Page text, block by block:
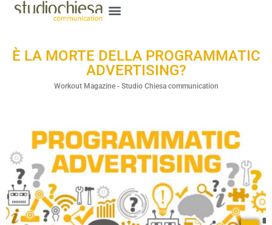
È LA MORTE DELLA PROGRAMMATIC
ADVERTISING?
Workout Magazine - Studio Chiesa communication